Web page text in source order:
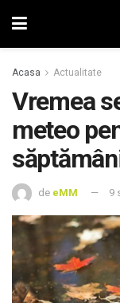
Acasa Actualitate
Vremea
meteo
de eMM 9